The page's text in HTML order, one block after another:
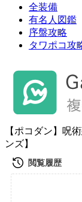
全装備
有名人図鑑
序盤攻略
タワポコ攻
【ポコダン】呪
ンズ】